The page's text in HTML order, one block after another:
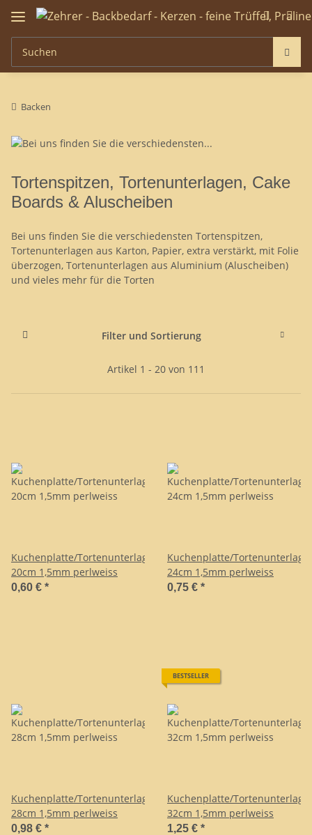
Backen
Tortenspitzen, Tortenunterlagen, Cake
Boards & Aluscheiben
Bei uns finden Sie die verschiedensten Tortenspitzen,
Tortenunterlagen aus Karton, Papier, extra verstärkt, mit Folie
überzogen, Tortenunterlagen aus Aluminium (Aluscheiben)
und vieles mehr für die Torten
Filter und Sortierung
Artikel 1 - 20 von 111
Kuchenplatte/Tortenunterlage
20cm 1,5mm perlweiss
0,60 € *
Kuchenplatte/Tortenunterlage
24cm 1,5mm perlweiss
0,75 € *
Kuchenplatte/Tortenunterlage
28cm 1,5mm perlweiss
0,98 € *
BESTSELLER
Kuchenplatte/Tortenunterlage
32cm 1,5mm perlweiss
1,25 € *